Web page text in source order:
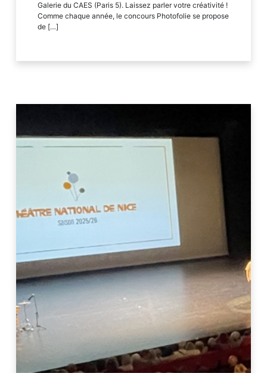
Galerie du CAES (Paris 5). Laissez parler votre créativité !
Comme chaque année, le concours Photofolie se propose
de […]